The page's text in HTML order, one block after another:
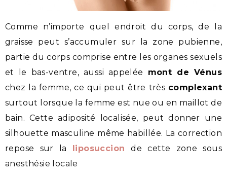
Comme n’importe quel endroit du corps, de la
graisse peut s’accumuler sur la zone pubienne,
partie du corps comprise entre les organes sexuels
et le bas-ventre, aussi appelée mont de Vénus
chez la femme, ce qui peut être très complexant
surtout lorsque la femme est nue ou en maillot de
bain. Cette adiposité localisée, peut donner une
silhouette masculine même habillée. La correction
repose sur la
liposuccionde cette zone sous
anesthésie locale